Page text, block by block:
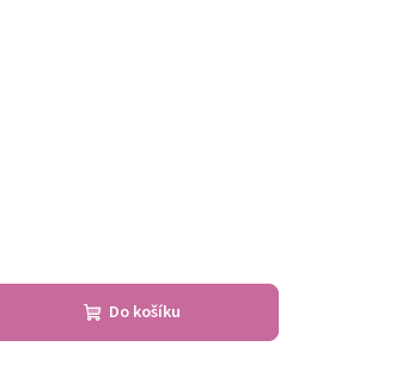
Do košíku